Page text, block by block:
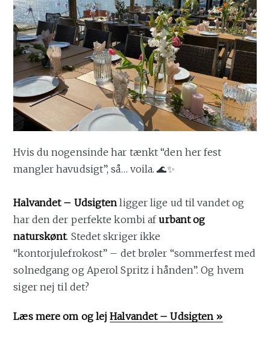
Hvis du nogensinde har tænkt “den her fest
mangler havudsigt”, så… voila. 🌊✨
Halvandet – Udsigten ligger lige ud til vandet og
har den der perfekte kombi afurbant og
naturskønt. Stedet skriger ikke
“kontorjulefrokost” – det brøler “sommerfest med
solnedgang og Aperol Spritz i hånden”. Og hvem
siger nej til det?
Læs mere om og lejHalvandet – Udsigten »